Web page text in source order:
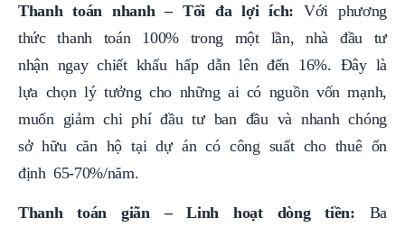
Thanh toán nhanh – Tối đa lợi ích: Với phương
thức thanh toán 100% trong một lần, nhà đầu tư
nhận ngay chiết khấu hấp dẫn lên đến 16%. Đây là
lựa chọn lý tưởng cho những ai có nguồn vốn mạnh,
muốn giảm chi phí đầu tư ban đầu và nhanh chóng
sở hữu căn hộ tại dự án có công suất cho thuê ổn
định 65-70%/năm.
Thanh toán giãn – Linh hoạt dòng tiền: Ba